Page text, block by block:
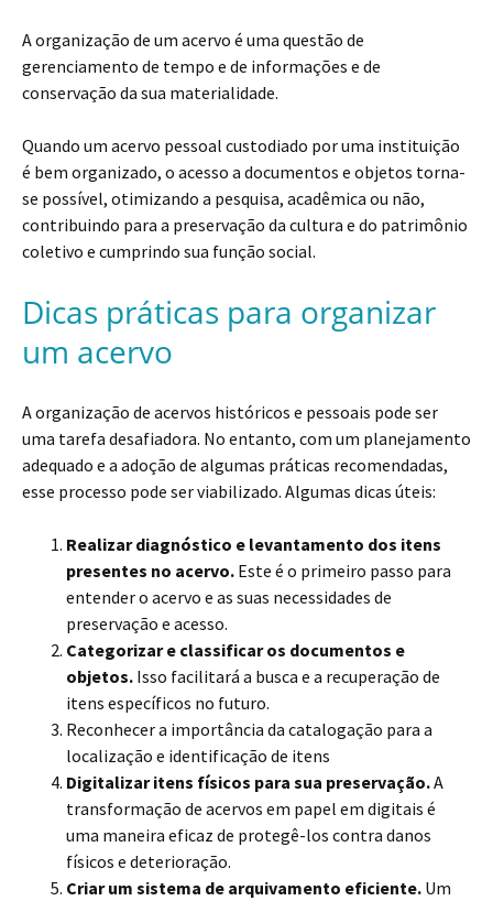
A organização de um acervo é uma questão de
gerenciamento de tempo e de informações e de
conservação da sua materialidade.
Quando um acervo pessoal custodiado por uma instituição
é bem organizado, o acesso a documentos e objetos torna-
se possível, otimizando a pesquisa, acadêmica ou não,
contribuindo para a preservação da cultura e do patrimônio
coletivo e cumprindo sua função social.
Dicas práticas para organizar
um acervo
A organização de acervos históricos e pessoais pode ser
uma tarefa desafiadora. No entanto, com um planejamento
adequado e a adoção de algumas práticas recomendadas,
esse processo pode ser viabilizado. Algumas dicas úteis:
Realizar diagnóstico e levantamento dos itens
presentes no acervo. Este é o primeiro passo para
entender o acervo e as suas necessidades de
preservação e acesso.
Categorizar e classificar os documentos e
objetos. Isso facilitará a busca e a recuperação de
itens específicos no futuro.
Reconhecer a importância da catalogação para a
localização e identificação de itens
Digitalizar itens físicos para sua preservação.A
transformação de acervos em papel em digitais é
uma maneira eficaz de protegê-los contra danos
físicos e deterioração.
Criar um sistema de arquivamento eficiente. Um